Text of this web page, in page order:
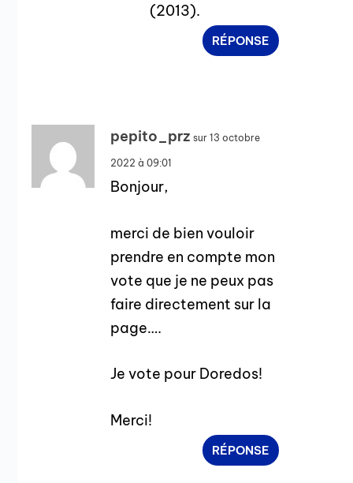
(2013).
RÉPONSE
pepito_prz sur 13 octobre
2022 à 09:01
Bonjour,
merci de bien vouloir
prendre en compte mon
vote que je ne peux pas
faire directement sur la
page….
Je vote pour Doredos!
Merci!
RÉPONSE